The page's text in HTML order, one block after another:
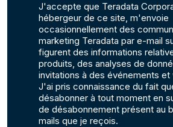
J'accepte que Teradata
hébergeur de ce site, m'envoie
occasionnellement des
marketing Teradata par e-mail
figurent des informations
produits, des analyses de
invitations à des événements et
J'ai pris connaissance du fait
désabonner à tout moment en
de désabonnement présent au
mails que je reçois.